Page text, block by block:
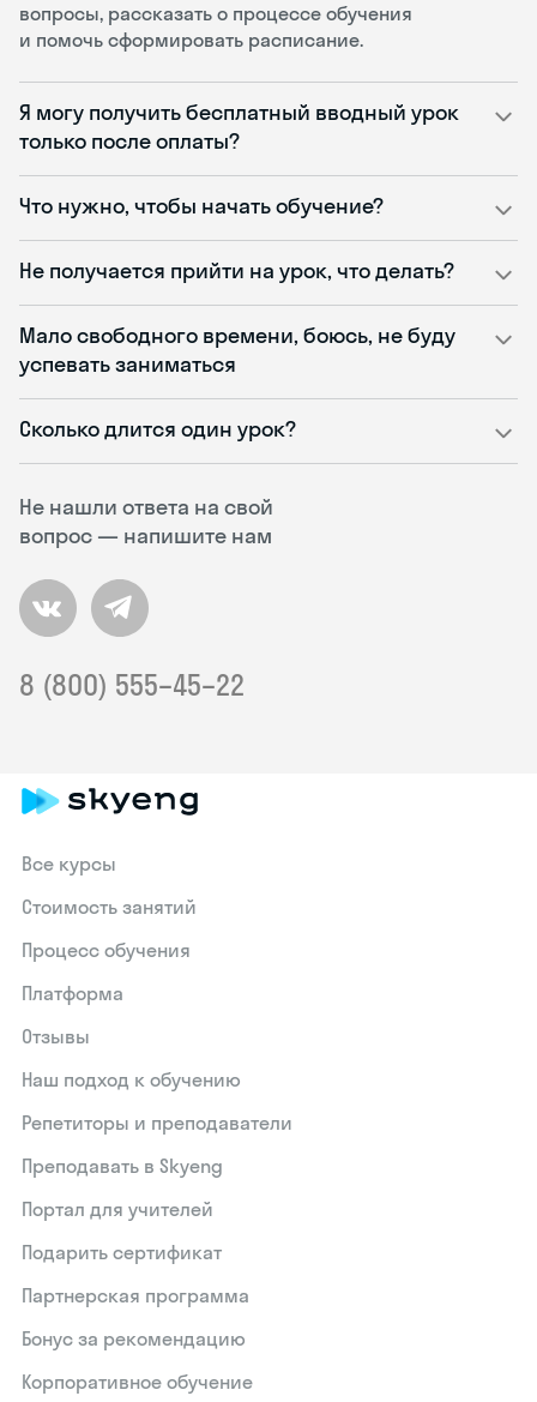
Не нашли ответа на свой
вопрос — напишите нам
8 (800) 555–45–22
вопросы, рассказать о процессе обучения
и помочь сформировать расписание.
Я могу получить бесплатный вводный урок
только после оплаты?
Что нужно, чтобы начать обучение?
Не получается прийти на урок, что делать?
Мало свободного времени, боюсь, не буду
успевать заниматься
Сколько длится один урок?
Все курсы
Стоимость занятий
Процесс обучения
Платформа
Отзывы
Наш подход к обучению
Репетиторы и преподаватели
Преподавать в Skyeng
Портал для учителей
Подарить сертификат
Партнерская программа
Бонус за рекомендацию
Корпоративное обучение